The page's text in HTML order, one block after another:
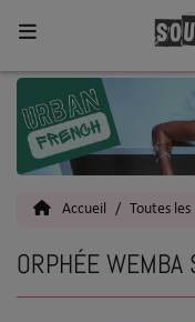
Home
Toutes les News
Actu
Accueil Toutes les
ORPHÉE WEMBA